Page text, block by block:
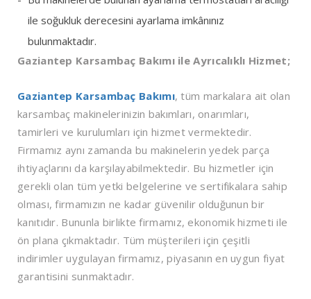
ile soğukluk derecesini ayarlama imkânınız
bulunmaktadır.
Gaziantep Karsambaç Bakımı ile Ayrıcalıklı Hizmet;
Gaziantep Karsambaç Bakımı, tüm markalara ait olan
karsambaç makinelerinizin bakımları, onarımları,
tamirleri ve kurulumları için hizmet vermektedir.
Firmamız aynı zamanda bu makinelerin yedek parça
ihtiyaçlarını da karşılayabilmektedir. Bu hizmetler için
gerekli olan tüm yetki belgelerine ve sertifikalara sahip
olması, firmamızın ne kadar güvenilir olduğunun bir
kanıtıdır. Bununla birlikte firmamız, ekonomik hizmeti ile
ön plana çıkmaktadır. Tüm müşterileri için çeşitli
indirimler uygulayan firmamız, piyasanın en uygun fiyat
garantisini sunmaktadır.